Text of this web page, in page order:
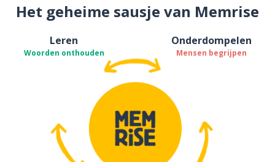
Het geheime sausje van Memrise
Leren
Woorden onthouden
Onderdompelen
Mensen begrijpen